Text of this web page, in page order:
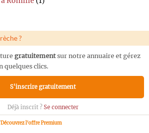
?
gratuitementsur notre annuaire et gérez
quelques clics.
S'inscrire gratuitement
Déjà inscrit ? Se connecter
Découvrez l'offre Premium